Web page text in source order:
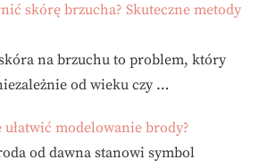
skórę brzucha? Skuteczne metody
na brzuchu to problem, który
od wieku czy …
ułatwić modelowanie brody?
od dawna stanowi symbol